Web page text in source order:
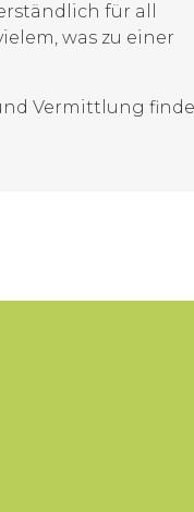
für all
was zu einer
Vermittlung